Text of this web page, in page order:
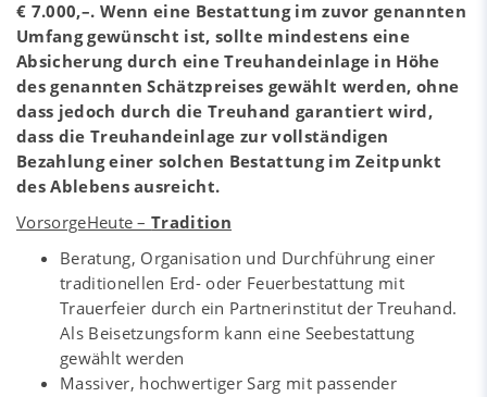
€ 7.000,–. Wenn eine Bestattung im zuvor genannten
Umfang gewünscht ist, sollte mindestens eine
Absicherung durch eine Treuhandeinlage in Höhe
des genannten Schätzpreises gewählt werden, ohne
dass jedoch durch die Treuhand garantiert wird,
dass die Treuhandeinlage zur vollständigen
Bezahlung einer solchen Bestattung im Zeitpunkt
des Ablebens ausreicht.
VorsorgeHeute –Tradition
Beratung, Organisation und Durchführung einer
traditionellen Erd- oder Feuerbestattung mit
Trauerfeier durch ein Partnerinstitut der Treuhand.
Als Beisetzungsform kann eine Seebestattung
gewählt werden
Massiver, hochwertiger Sarg mit passender